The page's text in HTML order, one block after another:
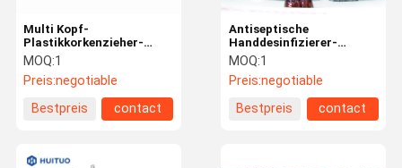
Antiseptische
Handdesinfizierer-
Flaschen-füllende mit
einer Kappe bedeckende
Maschine
MOQ:1
Preis:negotiable
Bestpreis
contact
Multi Kopf-
Plastikkorkenzieher-
Mützenmacher-Maschine
MOQ:1
Preis:negotiable
Bestpreis
contact